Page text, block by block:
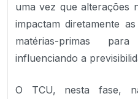
uma vez que alterações
impactam diretamente
matérias-primas
influenciando a
O TCU, nesta fase,